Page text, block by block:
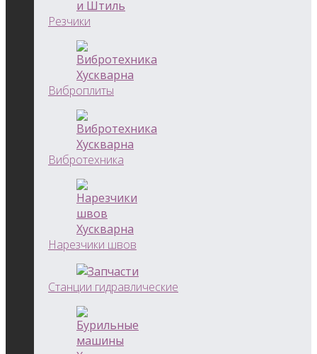
Резчики
Виброплиты
Вибротехника
Нарезчики швов
Станции гидравлические